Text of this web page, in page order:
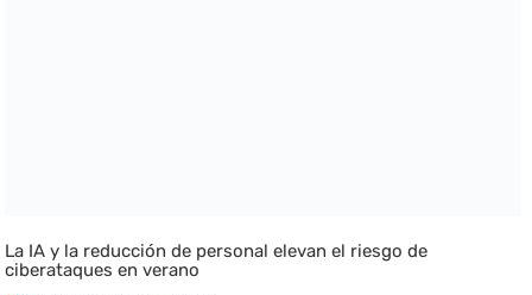
La IA y la reducción de personal elevan el riesgo de
ciberataques en verano